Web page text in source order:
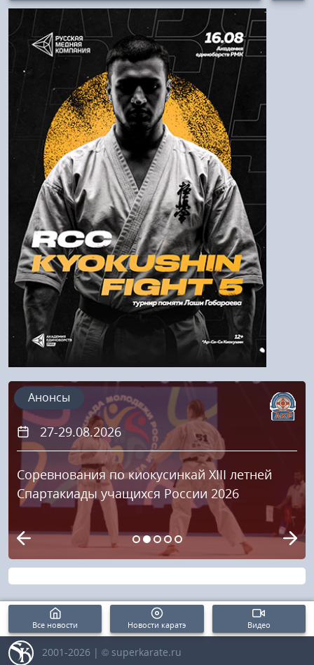
Авторизация
Логин:
Пароль
Войти
Напомнить пароль
Регистрация
27-29.08.2026
по киокусинкай XIII летней
учащихся России 2026
Анонсы
Все новости Новости каратэ Видео
2001-2026 | © superkarate.ru